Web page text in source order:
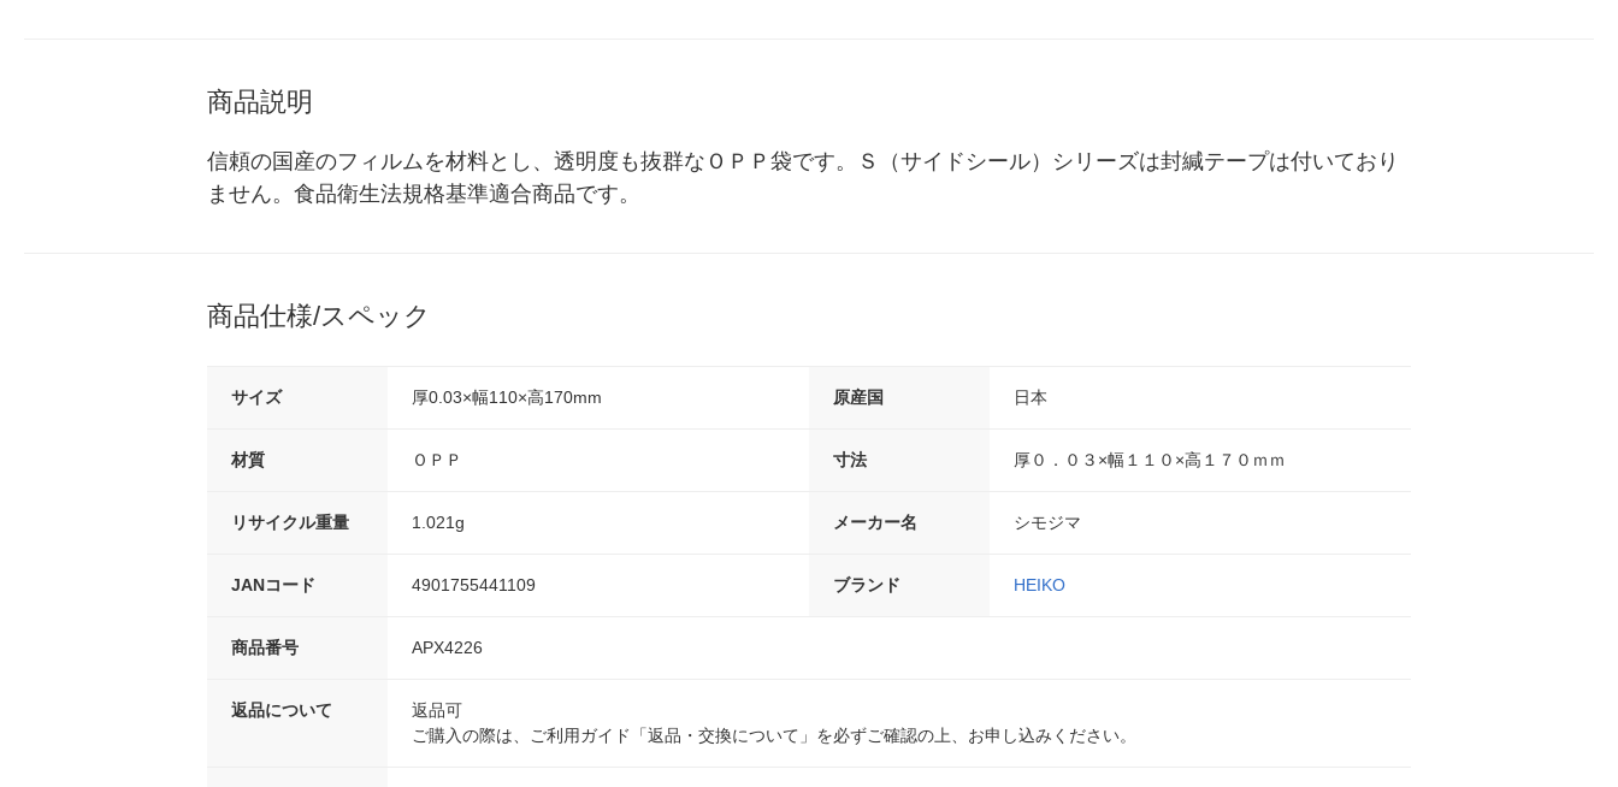
商品説明
信頼の国産のフィルムを材料とし、透明度も抜群なＯＰＰ袋です。Ｓ（サイドシール）シリーズは封緘テープは付いており
ません。食品衛生法規格基準適合商品です。
商品仕様/スペック
サイズ 厚0.03×幅110×高170mm 原産国 日本
材質 ＯＰＰ 寸法 厚０．０３×幅１１０×高１７０ｍｍ
リサイクル重量 1.021g メーカー名 シモジマ
JANコード 4901755441109 ブランド HEIKO
商品番号 APX4226
返品について
返品可
ご購入の際は、ご利用ガイド「返品・交換について」を必ずご確認の上、お申し込みください。